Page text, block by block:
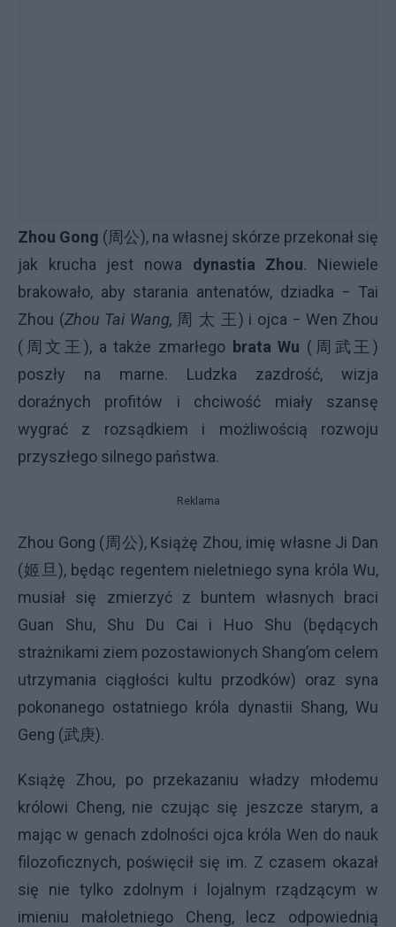
Zhou Gong (周公), na własnej skórze przekonał się
jak krucha jest nowa dynastia Zhou. Niewiele
brakowało, aby starania antenatów, dziadka − Tai
Zhou (Zhou Tai Wang, 周 太 王) i ojca − Wen Zhou
(周文王), a także zmarłego brata Wu (周武王)
poszły na marne. Ludzka zazdrość, wizja
doraźnych profitów i chciwość miały szansę
wygrać z rozsądkiem i możliwością rozwoju
przyszłego silnego państwa.
Reklama
Zhou Gong (周公), Książę Zhou, imię własne Ji Dan
(姬旦), będąc regentem nieletniego syna króla Wu,
musiał się zmierzyć z buntem własnych braci
Guan Shu, Shu Du Cai i Huo Shu (będących
strażnikami ziem pozostawionych Shang’om celem
utrzymania ciągłości kultu przodków) oraz syna
pokonanego ostatniego króla dynastii Shang, Wu
Geng (武庚).
Książę Zhou, po przekazaniu władzy młodemu
królowi Cheng, nie czując się jeszcze starym, a
mając w genach zdolności ojca króla Wen do nauk
filozoficznych, poświęcił się im. Z czasem okazał
się nie tylko zdolnym i lojalnym rządzącym w
imieniu małoletniego Cheng, lecz odpowiednią